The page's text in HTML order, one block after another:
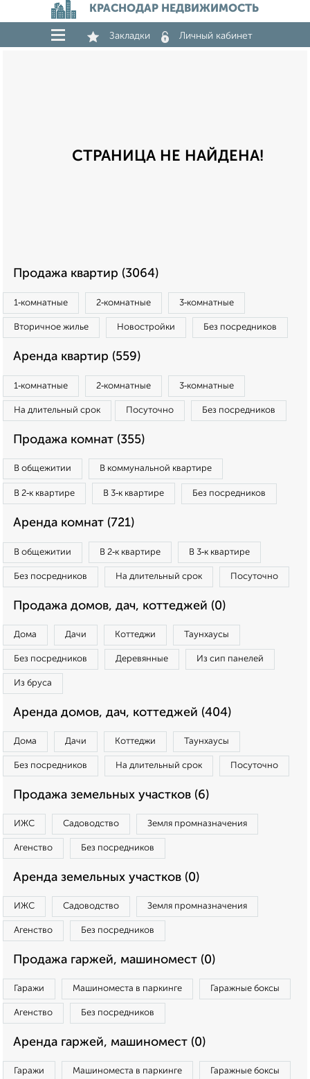
КРАСНОДАР НЕДВИЖИМОСТЬ
Закладки Личный кабинет
СТРАНИЦА НЕ НАЙДЕНА!
Продажа квартир (3064)
1‑комнатные 2‑комнатные 3‑комнатные
Вторичное жилье Новостройки Без посредников
Аренда квартир (559)
1‑комнатные 2‑комнатные 3‑комнатные
На длительный срок Посуточно Без посредников
Продажа комнат (355)
В общежитии В коммунальной квартире
В 2‑к квартире В 3‑к квартире Без посредников
Аренда комнат (721)
В общежитии В 2‑к квартире В 3‑к квартире
Без посредников На длительный срок Посуточно
Продажа домов, дач, коттеджей (0)
Дома Дачи Коттеджи Таунхаусы
Без посредников Деревянные Из сип панелей
Из бруса
Аренда домов, дач, коттеджей (404)
Дома Дачи Коттеджи Таунхаусы
Без посредников На длительный срок Посуточно
Продажа земельных участков (6)
ИЖС Садоводство Земля промназначения
Агенство Без посредников
Аренда земельных участков (0)
ИЖС Садоводство Земля промназначения
Агенство Без посредников
Продажа гаржей, машиномест (0)
Гаражи Машиноместа в паркинге Гаражные боксы
Агенство Без посредников
Аренда гаржей, машиномест (0)
Гаражи Машиноместа в паркинге Гаражные боксы